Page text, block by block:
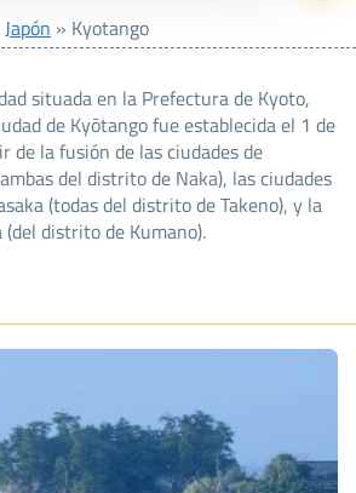
Japón » Kyotango
situada en la Prefectura de Kyoto,
de Kyōtango fue establecida el 1 de
de la fusión de las ciudades de
del distrito de Naka), las ciudades
(todas del distrito de Takeno), y la
distrito de Kumano).